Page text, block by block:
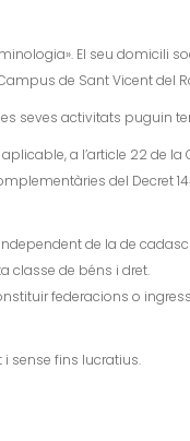
El seu domicili
de Sant Vicent del
seves activitats puguin
a l’article 22 de
del Decret
de la de
classe de béns i dret.
federacions o
i sense fins lucratius.